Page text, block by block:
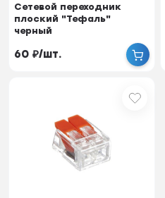
Cетевой переходник
плоский "Тефаль"
черный
60 ₽/шт.